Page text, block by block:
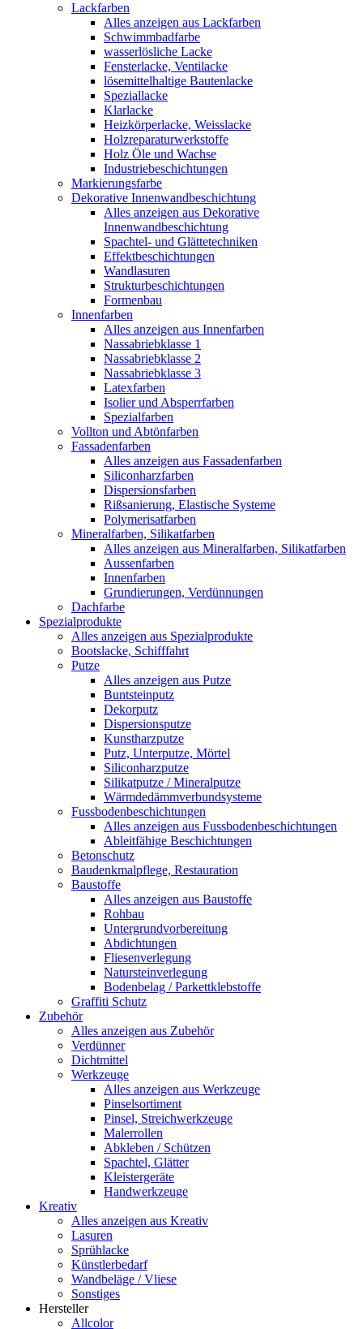
Lackfarben
Alles anzeigen aus Lackfarben
Schwimmbadfarbe
wasserlösliche Lacke
Fensterlacke, Ventilacke
lösemittelhaltige Bautenlacke
Speziallacke
Klarlacke
Heizkörperlacke, Weisslacke
Holzreparaturwerkstoffe
Holz Öle und Wachse
Industriebeschichtungen
Markierungsfarbe
Dekorative Innenwandbeschichtung
Alles anzeigen aus Dekorative
Innenwandbeschichtung
Spachtel- und Glättetechniken
Effektbeschichtungen
Wandlasuren
Strukturbeschichtungen
Formenbau
Innenfarben
Alles anzeigen aus Innenfarben
Nassabriebklasse 1
Nassabriebklasse 2
Nassabriebklasse 3
Latexfarben
Isolier und Absperrfarben
Spezialfarben
Vollton und Abtönfarben
Fassadenfarben
Alles anzeigen aus Fassadenfarben
Siliconharzfarben
Dispersionsfarben
Rißsanierung, Elastische Systeme
Polymerisatfarben
Mineralfarben, Silikatfarben
Alles anzeigen aus Mineralfarben, Silikatfarben
Aussenfarben
Innenfarben
Grundierungen, Verdünnungen
Dachfarbe
Spezialprodukte
Alles anzeigen aus Spezialprodukte
Bootslacke, Schifffahrt
Putze
Alles anzeigen aus Putze
Buntsteinputz
Dekorputz
Dispersionsputze
Kunstharzputze
Putz, Unterputze, Mörtel
Siliconharzputze
Silikatputze / Mineralputze
Wärmdedämmverbundsysteme
Fussbodenbeschichtungen
Alles anzeigen aus Fussbodenbeschichtungen
Ableitfähige Beschichtungen
Betonschutz
Baudenkmalpflege, Restauration
Baustoffe
Alles anzeigen aus Baustoffe
Rohbau
Untergrundvorbereitung
Abdichtungen
Fliesenverlegung
Natursteinverlegung
Bodenbelag / Parkettklebstoffe
Graffiti Schutz
Zubehör
Alles anzeigen aus Zubehör
Verdünner
Dichtmittel
Werkzeuge
Alles anzeigen aus Werkzeuge
Pinselsortiment
Pinsel, Streichwerkzeuge
Malerrollen
Abkleben / Schützen
Spachtel, Glätter
Kleistergeräte
Handwerkzeuge
Kreativ
Alles anzeigen aus Kreativ
Lasuren
Sprühlacke
Künstlerbedarf
Wandbeläge / Vliese
Sonstiges
Hersteller
Allcolor